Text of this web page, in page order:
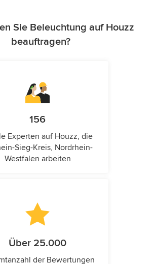
Sie Beleuchtung auf Houzz
beauftragen?
156
Experten auf Houzz, die
Sieg-Kreis, Nordrhein-
Westfalen arbeiten
Über 25.000
der Bewertungen